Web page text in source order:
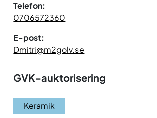
Telefon:
0706572360
E-post:
Dmitri@m2golv.se
GVK-auktorisering
Keramik